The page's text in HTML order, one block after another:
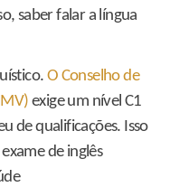
saber falar a língua
O Conselho de
exige um nível C1
de qualificações. Isso
de inglês